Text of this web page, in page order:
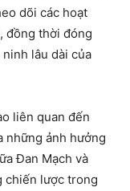
dõi các hoạt
đồng thời đóng
lâu dài của
liên quan đến
những ảnh hưởng
Đan Mạch và
chiến lược trong